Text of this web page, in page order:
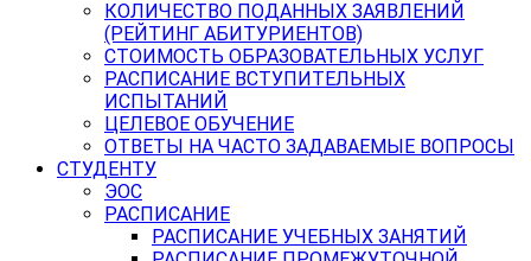
КОЛИЧЕСТВО ПОДАННЫХ ЗАЯВЛЕНИЙ
(РЕЙТИНГ АБИТУРИЕНТОВ)
СТОИМОСТЬ ОБРАЗОВАТЕЛЬНЫХ УСЛУГ
РАСПИСАНИЕ ВСТУПИТЕЛЬНЫХ
ИСПЫТАНИЙ
ЦЕЛЕВОЕ ОБУЧЕНИЕ
ОТВЕТЫ НА ЧАСТО ЗАДАВАЕМЫЕ ВОПРОСЫ
СТУДЕНТУ
ЭОС
РАСПИСАНИЕ
РАСПИСАНИЕ УЧЕБНЫХ ЗАНЯТИЙ